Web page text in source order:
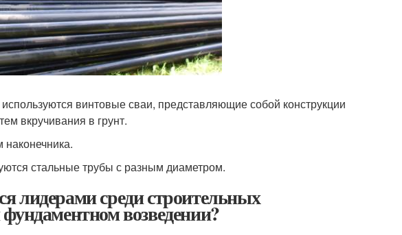
винтовые сваи, представляющие собой конструкции
вкручивания в грунт.
стальные трубы с разным диаметром.
лидерами среди строительных
возведении?